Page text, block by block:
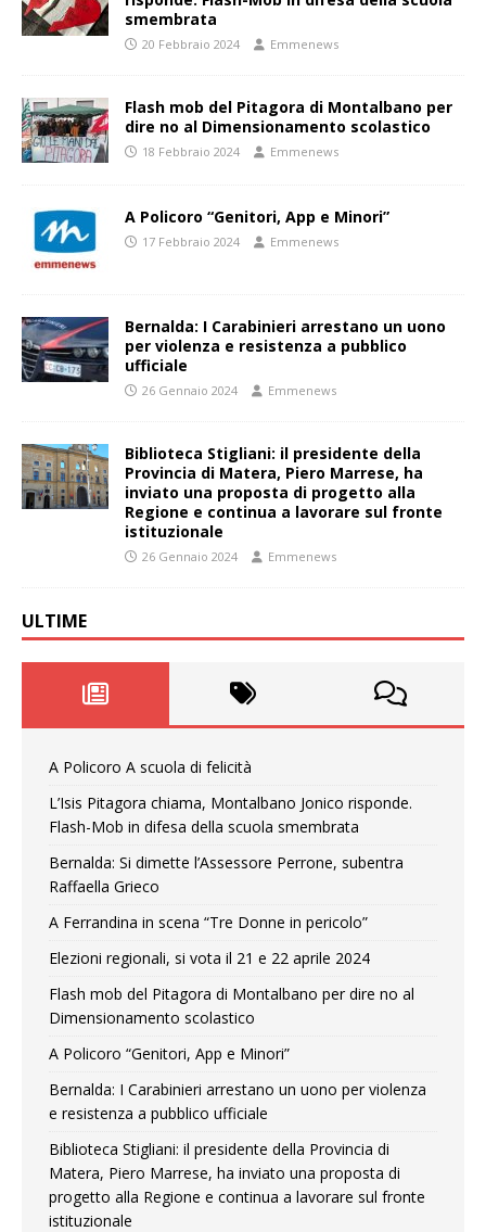
smembrata
20 Febbraio 2024 Emmenews
Flash mob del Pitagora di Montalbano per
dire no al Dimensionamento scolastico
18 Febbraio 2024 Emmenews
A Policoro “Genitori, App e Minori”
17 Febbraio 2024 Emmenews
Bernalda: I Carabinieri arrestano un uono
per violenza e resistenza a pubblico
ufficiale
26 Gennaio 2024 Emmenews
Biblioteca Stigliani: il presidente della
Provincia di Matera, Piero Marrese, ha
inviato una proposta di progetto alla
Regione e continua a lavorare sul fronte
istituzionale
26 Gennaio 2024 Emmenews
ULTIME
A Policoro A scuola di felicità
L’Isis Pitagora chiama, Montalbano Jonico risponde.
Flash-Mob in difesa della scuola smembrata
Bernalda: Si dimette l’Assessore Perrone, subentra
Raffaella Grieco
A Ferrandina in scena “Tre Donne in pericolo”
Elezioni regionali, si vota il 21 e 22 aprile 2024
Flash mob del Pitagora di Montalbano per dire no al
Dimensionamento scolastico
A Policoro “Genitori, App e Minori”
Bernalda: I Carabinieri arrestano un uono per violenza
e resistenza a pubblico ufficiale
Biblioteca Stigliani: il presidente della Provincia di
Matera, Piero Marrese, ha inviato una proposta di
progetto alla Regione e continua a lavorare sul fronte
istituzionale